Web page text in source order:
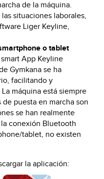
de la máquina.
situaciones laborales,
Liger Keyline,
o tablet
App Keyline
Gymkana se ha
facilitando y
máquina está siempre
puesta en marcha son
se han realmente
conexión Bluetooth
tablet, no existen
la aplicación: